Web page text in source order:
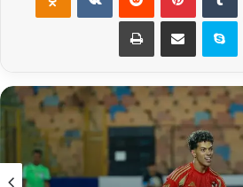
سكايب مشاركة عبر البريد طباعة